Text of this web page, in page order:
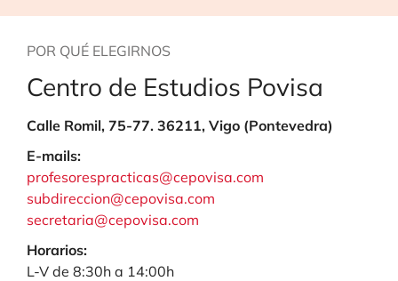
POR QUÉ ELEGIRNOS
Centro de Estudios Povisa
Calle Romil, 75-77. 36211, Vigo (Pontevedra)
E-mails:
profesorespracticas@cepovisa.com
subdireccion@cepovisa.com
secretaria@cepovisa.com
Horarios:
L-V de 8:30h a 14:00h